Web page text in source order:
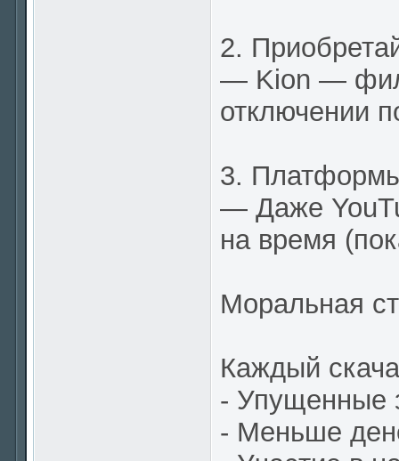
2.
— Kion —
отключении
3.
— Даже
на время
Моральная
Каждый
- Упущенные
- Меньше